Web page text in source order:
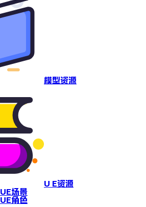
模型资源
U E资源
UE场景
UE角色